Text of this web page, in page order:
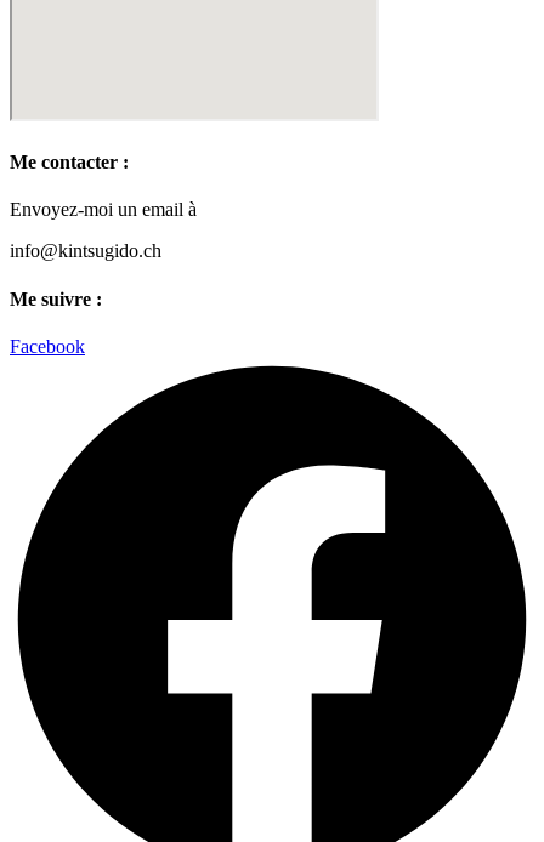
Me contacter :
Envoyez-moi un email à
info@kintsugido.ch
Me suivre :
Facebook